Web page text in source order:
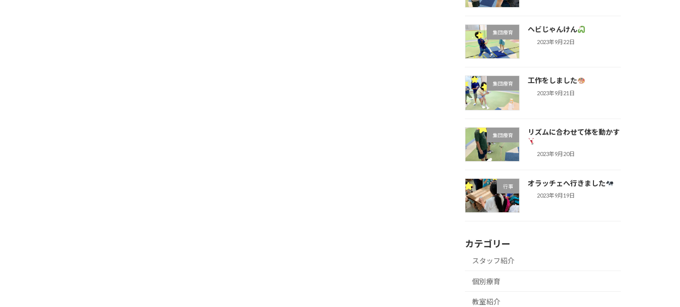
集団療育 ヘビじゃんけん
2023年9月22日
集団療育 工作をしました
2023年9月21日
集団療育 リズムに合わせて体を動かす
2023年9月20日
行事 オラッチェへ行きました
2023年9月19日
カテゴリー
スタッフ紹介
個別療育
教室紹介